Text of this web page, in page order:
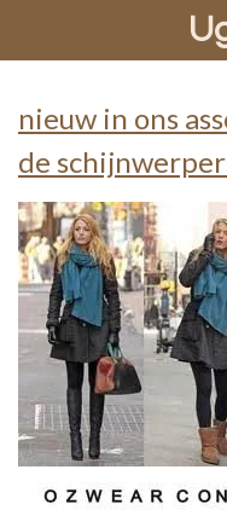
hoofdinhoud
nieuw in ons
de